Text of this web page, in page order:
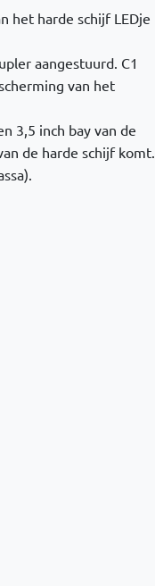
het harde schijf LEDje
aangestuurd. C1
van het
3,5 inch bay van de
de harde schijf komt.